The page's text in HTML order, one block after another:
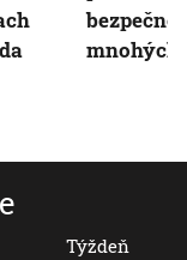
Týždeň
mnohých